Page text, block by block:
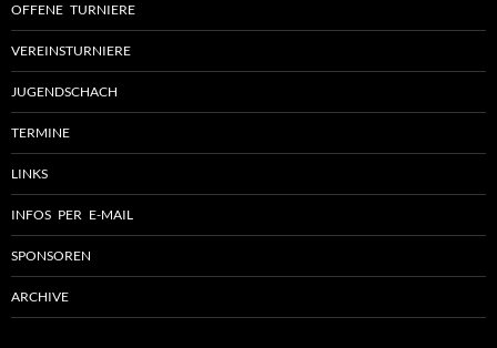
OFFENE TURNIERE
VEREINSTURNIERE
JUGENDSCHACH
TERMINE
LINKS
INFOS PER E-MAIL
SPONSOREN
ARCHIVE